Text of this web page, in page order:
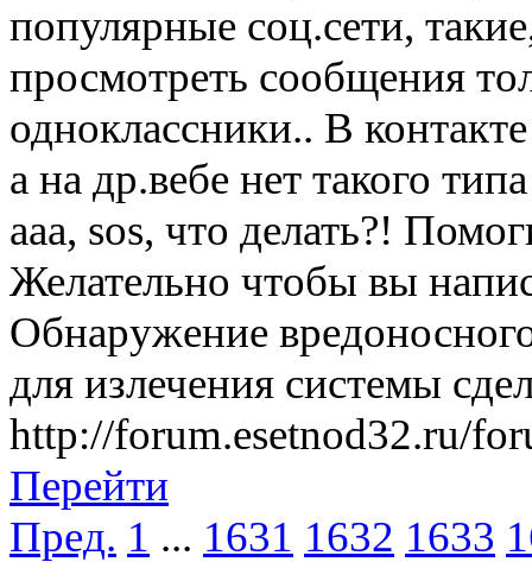
популярные соц.сети,
просмотреть сообщения
одноклассники.. В
а на др.вебе нет такого
ааа, sos, что делать?!
Желательно чтобы вы
Обнаружение
для излечения системы
http://forum.esetnod32.ru/
Перейти
Пред. 1 ... 1631 1632 1633